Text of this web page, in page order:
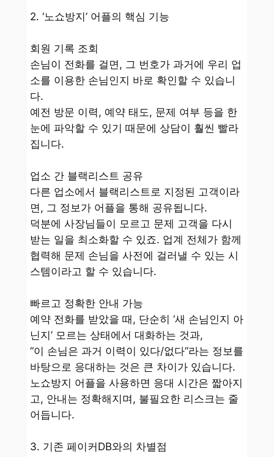
2. ‘노쇼방지’ 어플의 핵심 기능
회원 기록 조회
손님이 전화를 걸면, 그 번호가 과거에 우리 업
소를 이용한 손님인지 바로 확인할 수 있습니
다.
예전 방문 이력, 예약 태도, 문제 여부 등을 한
눈에 파악할 수 있기 때문에 상담이 훨씬 빨라
집니다.
업소 간 블랙리스트 공유
다른 업소에서 블랙리스트로 지정된 고객이라
면, 그 정보가 어플을 통해 공유됩니다.
덕분에 사장님들이 모르고 문제 고객을 다시
받는 일을 최소화할 수 있죠. 업계 전체가 함께
협력해 문제 손님을 사전에 걸러낼 수 있는 시
스템이라고 할 수 있습니다.
빠르고 정확한 안내 가능
예약 전화를 받았을 때, 단순히 ‘새 손님인지 아
닌지’ 모르는 상태에서 대화하는 것과,
“이 손님은 과거 이력이 있다/없다”라는 정보를
바탕으로 응대하는 것은 큰 차이가 있습니다.
노쇼방지 어플을 사용하면 응대 시간은 짧아지
고, 안내는 정확해지며, 불필요한 리스크는 줄
어듭니다.
3. 기존 페이커DB와의 차별점